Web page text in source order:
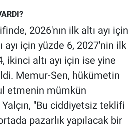
2026'nın ilk altı ayı için
ayı için yüzde 6, 2027'nin ilk
ikinci altı ayı için ise yine
Memur-Sen, hükümetin
etmenin mümkün
Yalçın, "Bu ciddiyetsiz teklifi
pazarlık yapılacak bir